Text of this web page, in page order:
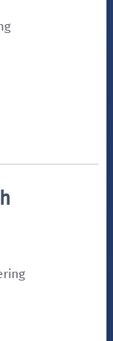
tadbirlari
ва оқова